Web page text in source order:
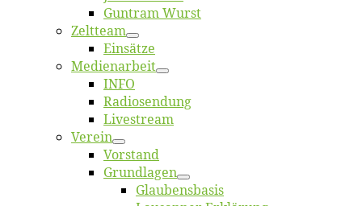
Gun­tram Wurst
Zelt­team
Ein­sät­ze
Me­di­en­ar­beit
INFO
Ra­dio­sen­dung
Live­stream
Ver­ein
Vor­stand
Grund­la­gen
Glaubens­ba­sis